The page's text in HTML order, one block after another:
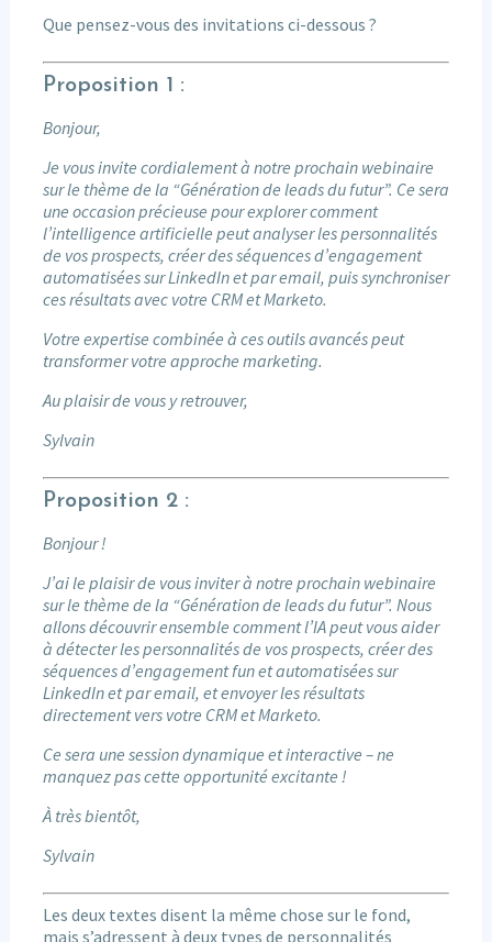
Que pensez-vous des invitations ci-dessous ?
Proposition 1 :
Bonjour,
Je vous invite cordialement à notre prochain webinaire
sur le thème de la “Génération de leads du futur”. Ce sera
une occasion précieuse pour explorer comment
l’intelligence artificielle peut analyser les personnalités
de vos prospects, créer des séquences d’engagement
automatisées sur LinkedIn et par email, puis synchroniser
ces résultats avec votre CRM et Marketo.
Votre expertise combinée à ces outils avancés peut
transformer votre approche marketing.
Au plaisir de vous y retrouver,
Sylvain
Proposition 2 :
Bonjour !
J’ai le plaisir de vous inviter à notre prochain webinaire
sur le thème de la “Génération de leads du futur”. Nous
allons découvrir ensemble comment l’IA peut vous aider
à détecter les personnalités de vos prospects, créer des
séquences d’engagement fun et automatisées sur
LinkedIn et par email, et envoyer les résultats
directement vers votre CRM et Marketo.
Ce sera une session dynamique et interactive – ne
manquez pas cette opportunité excitante !
À très bientôt,
Sylvain
Les deux textes disent la même chose sur le fond,
mais s’adressent à deux types de personnalités